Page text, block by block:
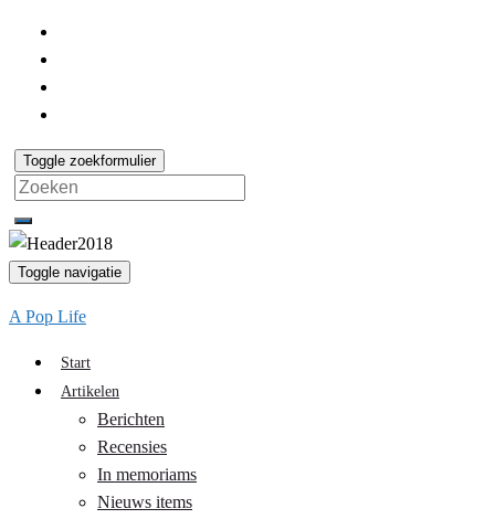
Toggle zoekformulier
Search
for:
Toggle navigatie
A Pop Life
Start
Artikelen
Berichten
Recensies
In memoriams
Nieuws items